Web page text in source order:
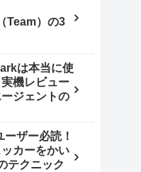
Team）の3
は本当に使
機レビュー
ジェントの
ザー必読！
カーをかい
テクニック